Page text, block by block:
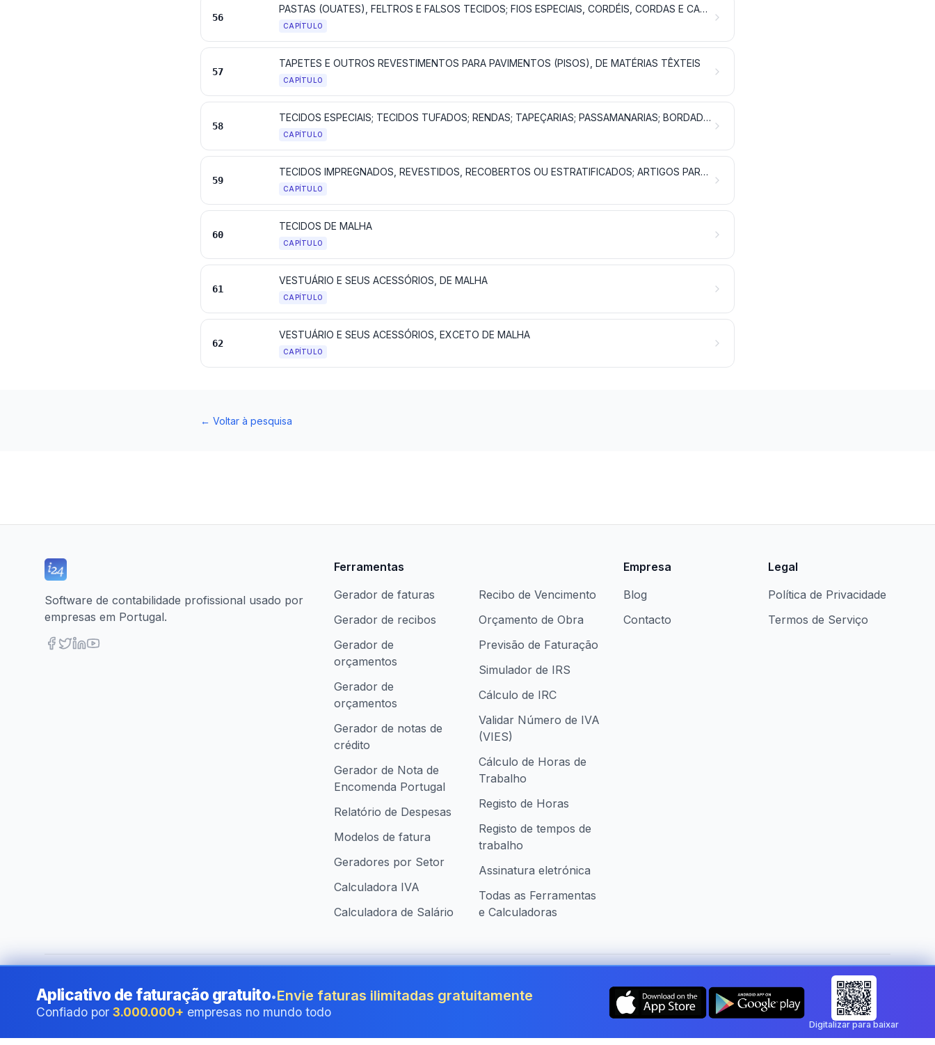
56
PASTAS (OUATES), FELTROS E FALSOS TECIDOS; FIOS ESPECIAIS, CORDÉIS, CORDAS E CABOS; ARTIGOS DE CORDOARIA
CAPÍTULO
57
TAPETES E OUTROS REVESTIMENTOS PARA PAVIMENTOS (PISOS), DE MATÉRIAS TÊXTEIS
CAPÍTULO
58
TECIDOS ESPECIAIS; TECIDOS TUFADOS; RENDAS; TAPEÇARIAS; PASSAMANARIAS; BORDADOS
CAPÍTULO
59
TECIDOS IMPREGNADOS, REVESTIDOS, RECOBERTOS OU ESTRATIFICADOS; ARTIGOS PARA USOS TÉCNICOS DE MATÉRIAS TÊXTEIS
CAPÍTULO
60
TECIDOS DE MALHA
CAPÍTULO
61
VESTUÁRIO E SEUS ACESSÓRIOS, DE MALHA
CAPÍTULO
62
VESTUÁRIO E SEUS ACESSÓRIOS, EXCETO DE MALHA
CAPÍTULO
← Voltar à pesquisa
Software de contabilidade profissional usado por
empresas em Portugal.
Ferramentas
Gerador de faturas
Gerador de recibos
Gerador de
orçamentos
Gerador de
orçamentos
Gerador de notas de
crédito
Gerador de Nota de
Encomenda Portugal
Relatório de Despesas
Modelos de fatura
Geradores por Setor
Calculadora IVA
Calculadora de Salário
Recibo de Vencimento
Orçamento de Obra
Previsão de Faturação
Simulador de IRS
Cálculo de IRC
Validar Número de IVA
(VIES)
Cálculo de Horas de
Trabalho
Registo de Horas
Registo de tempos de
trabalho
Assinatura eletrónica
Todas as Ferramentas
e Calculadoras
Empresa
Blog
Contacto
Legal
Política de Privacidade
Termos de Serviço
©2026i24 Limited. All rights reserved.•Ao serviço das empresas em Portugal Mudar de país: Portugal
Aplicativo de faturação gratuito•Envie faturas ilimitadas gratuitamente
Confiado por 3.000.000+ empresas no mundo todo
Digitalizar para baixar